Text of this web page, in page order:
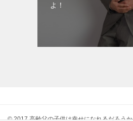
よ！
© 2017 高齢父の子供は幸せになれるだろうか